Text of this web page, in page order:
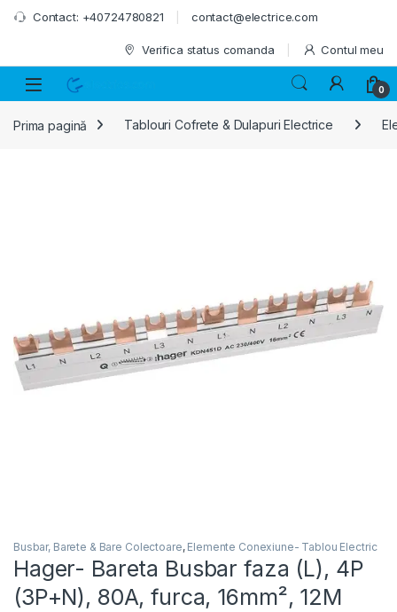
Skip to navigation
Skip to content
Contact: +40724780821 contact@electrice.com
Verifica status comanda Contul meu
0
Prima pagină Tablouri Cofrete & Dulapuri Electrice
Busbar, Barete & Bare Colectoare, Elemente Conexiune- Tablou Electric
Hager- Bareta Busbar faza (L), 4P
(3P+N), 80A, furca, 16mm², 12M